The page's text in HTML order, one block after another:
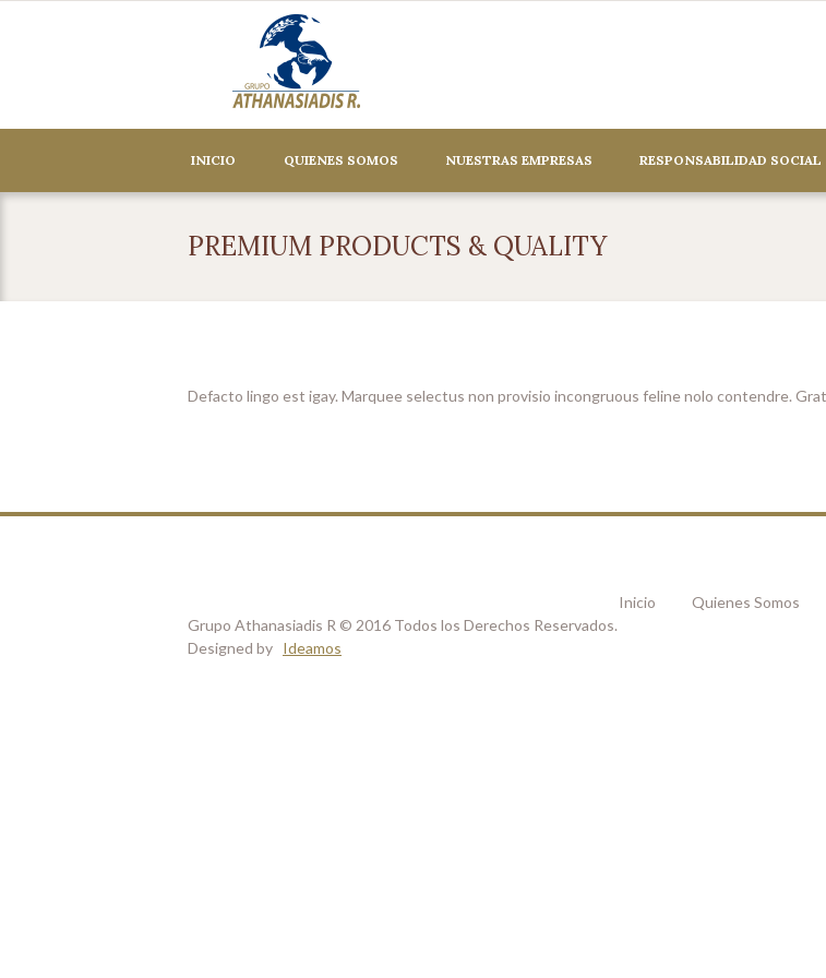
INICIO QUIENES SOMOS NUESTRAS EMPRESAS RESPONSABILIDAD SOCIAL
PREMIUM PRODUCTS & QUALITY
Defacto lingo est igay. Marquee selectus non provisio incongruous feline nolo contendre.
Inicio Quienes Somos
Grupo Athanasiadis R © 2016 Todos los Derechos Reservados.
Designed by Ideamos